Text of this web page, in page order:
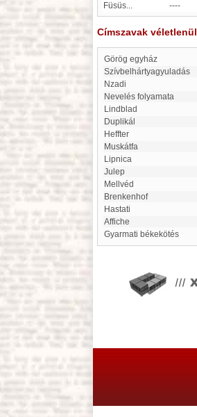
Füsüs...
----
Címszavak véletlenül
Görög egyház
Szívbelhártyagyuladás
Nzadi
Nevelés folyamata
Lindblad
duplikál
Heffter
Muskátfa
Lipnica
julep
Mellvéd
Brenkenhof
Hastati
Affiche
Gyarmati békekötés